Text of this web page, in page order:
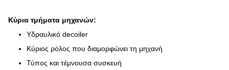
Κύρια τμήματα μηχανών:
Υδραυλικό decoiler
Κύριος ρόλος που διαμορφώνει τη μηχανή
Τύπος και τέμνουσα συσκευή